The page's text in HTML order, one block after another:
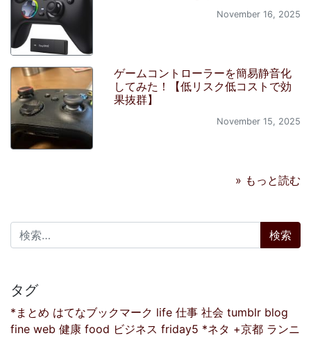
November 16, 2025
ゲームコントローラーを簡易静音化
してみた！【低リスク低コストで効
果抜群】
November 15, 2025
» もっと読む
検索:
タグ
*まとめ はてなブックマーク life 仕事 社会 tumblr blog
fine web 健康 food ビジネス friday5 *ネタ +京都 ランニ